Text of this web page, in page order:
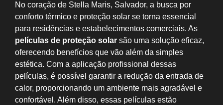
No coração de Stella Maris, Salvador, a busca por
conforto térmico e proteção solar se torna essencial
para residências e estabelecimentos comerciais. As
películas de proteção solar são uma solução eficaz,
oferecendo benefícios que vão além da simples
estética. Com a aplicação profissional dessas
películas, é possível garantir a redução da entrada de
calor, proporcionando um ambiente mais agradável e
confortável. Além disso, essas películas estão